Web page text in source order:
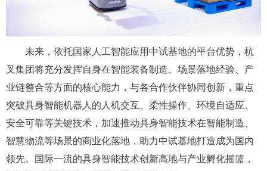
未来，依托国家人工智能应用中试基地的平台优势，杭
叉集团将充分发挥自身在智能装备制造、场景落地经验、产
业链整合等方面的核心能力，与各合作伙伴协同创新，重点
突破具身智能机器人的人机交互、柔性操作、环境自适应、
安全可靠等关键技术，加速推动具身智能技术在智能制造、
智慧物流等场景的商业化落地，助力中试基地打造成为国内
领先、国际一流的具身智能技术创新高地与产业孵化摇篮，